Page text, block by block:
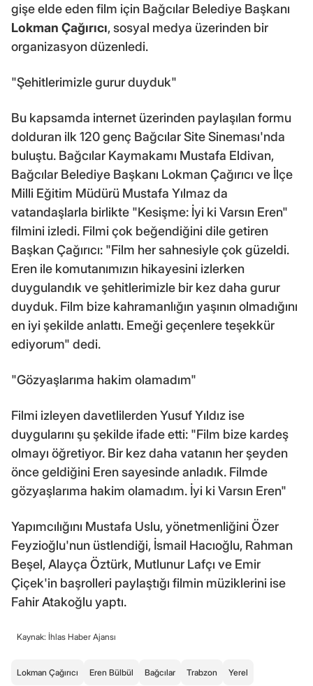
gişe elde eden film için Bağcılar Belediye Başkanı
Lokman Çağırıcı, sosyal medya üzerinden bir
organizasyon düzenledi.
"Şehitlerimizle gurur duyduk"
Bu kapsamda internet üzerinden paylaşılan formu
dolduran ilk 120 genç Bağcılar Site Sineması'nda
buluştu. Bağcılar Kaymakamı Mustafa Eldivan,
Bağcılar Belediye Başkanı Lokman Çağırıcı ve İlçe
Milli Eğitim Müdürü Mustafa Yılmaz da
vatandaşlarla birlikte "Kesişme: İyi ki Varsın Eren"
filmini izledi. Filmi çok beğendiğini dile getiren
Başkan Çağırıcı: "Film her sahnesiyle çok güzeldi.
Eren ile komutanımızın hikayesini izlerken
duygulandık ve şehitlerimizle bir kez daha gurur
duyduk. Film bize kahramanlığın yaşının olmadığını
en iyi şekilde anlattı. Emeği geçenlere teşekkür
ediyorum" dedi.
"Gözyaşlarıma hakim olamadım"
Filmi izleyen davetlilerden Yusuf Yıldız ise
duygularını şu şekilde ifade etti: "Film bize kardeş
olmayı öğretiyor. Bir kez daha vatanın her şeyden
önce geldiğini Eren sayesinde anladık. Filmde
gözyaşlarıma hakim olamadım. İyi ki Varsın Eren"
Yapımcılığını Mustafa Uslu, yönetmenliğini Özer
Feyzioğlu'nun üstlendiği, İsmail Hacıoğlu, Rahman
Beşel, Alayça Öztürk, Mutlunur Lafçı ve Emir
Çiçek'in başrolleri paylaştığı filmin müziklerini ise
Fahir Atakoğlu yaptı.
Kaynak: İhlas Haber Ajansı
Lokman Çağırıcı Eren Bülbül Bağcılar Trabzon Yerel